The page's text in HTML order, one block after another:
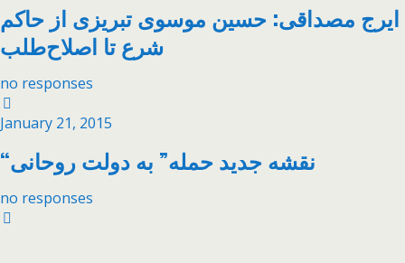
ایرج مصداقی: حسین موسوی تبریزی از حاکم
شرع تا اصلاح‌طلب
no responses
January 21, 2015
“نقشه جدید حمله” به دولت روحانی
no responses